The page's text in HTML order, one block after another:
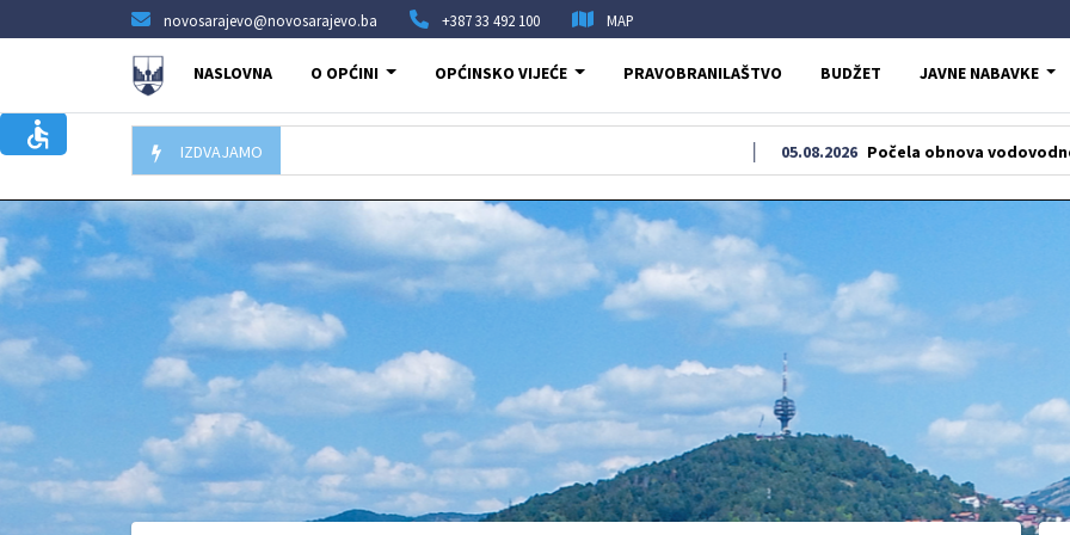
novosarajevo@novosarajevo.ba +387 33 492 100 MAP
NASLOVNA O OPĆINI OPĆINSKO VIJEĆE PRAVOBRANILAŠTVO BUDŽET JAVNE NABAVKE
IZDVAJAMO 05.08.2026 Počela obnova vodovodne i